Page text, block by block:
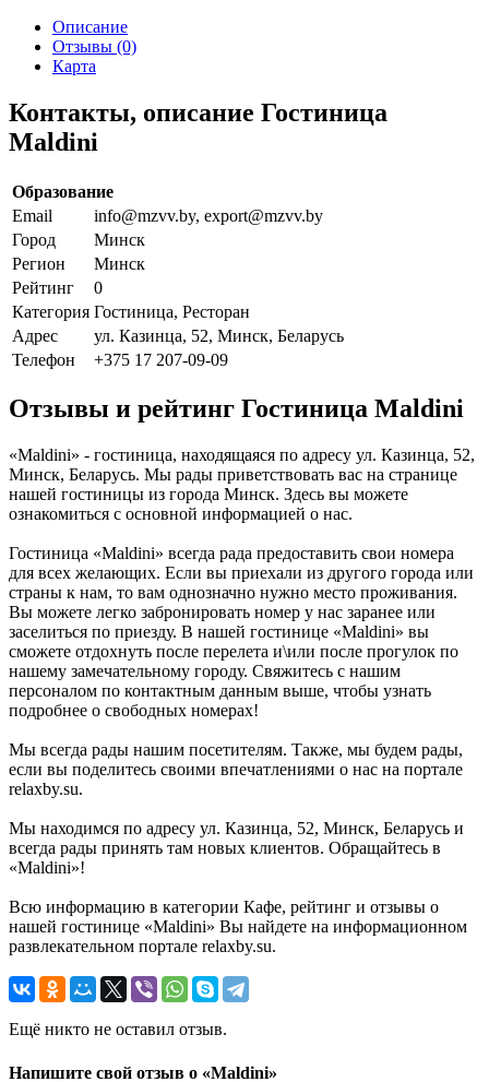
Описание
Отзывы (0)
Карта
Контакты, описание Гостиница
Maldini
Образование
Email
info@mzvv.by, export@mzvv.by
Город
Минск
Регион
Минск
Рейтинг
0
Категория Гостиница, Ресторан
Адрес
ул. Казинца, 52, Минск, Беларусь
Телефон
+375 17 207-09-09
Отзывы и рейтинг Гостиница Maldini
«Maldini» - гостиница, находящаяся по адресу ул. Казинца, 52,
Минск, Беларусь. Мы рады приветствовать вас на странице
нашей гостиницы из города Минск. Здесь вы можете
ознакомиться с основной информацией о нас.
Гостиница «Maldini» всегда рада предоставить свои номера
для всех желающих. Если вы приехали из другого города или
страны к нам, то вам однозначно нужно место проживания.
Вы можете легко забронировать номер у нас заранее или
заселиться по приезду. В нашей гостинице «Maldini» вы
сможете отдохнуть после перелета и\или после прогулок по
нашему замечательному городу. Свяжитесь с нашим
персоналом по контактным данным выше, чтобы узнать
подробнее о свободных номерах!
Мы всегда рады нашим посетителям. Также, мы будем рады,
если вы поделитесь своими впечатлениями о нас на портале
relaxby.su.
Мы находимся по адресу ул. Казинца, 52, Минск, Беларусь и
всегда рады принять там новых клиентов. Обращайтесь в
«Maldini»!
Всю информацию в категории Кафе, рейтинг и отзывы о
нашей гостинице «Maldini» Вы найдете на информационном
развлекательном портале relaxby.su.
Ещё никто не оставил отзыв.
Напишите свой отзыв о «Maldini»